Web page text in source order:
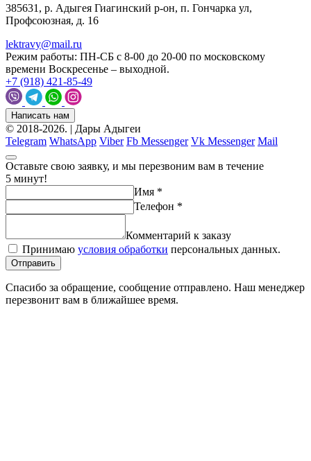
385631, р. Адыгея Гиагинский р-он, п. Гончарка ул,
Профсоюзная, д. 16
lektravy@mail.ru
Режим работы: ПН-СБ с 8-00 до 20-00 по московскому
времени Воскресенье – выходной.
+7 (918) 421-85-49
Написать нам
© 2018-2026. | Дары Адыгеи
Telegram WhatsApp Viber Fb Messenger Vk Messenger Mail
Оставьте свою заявку, и мы перезвоним вам в течение
5 минут!
Имя *
Телефон *
Комментарий к заказу
Принимаю условия обработки персональных данных.
Спасибо за обращение, сообщение отправлено. Наш менеджер
перезвонит вам в ближайшее время.